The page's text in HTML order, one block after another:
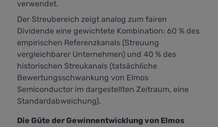
verwendet.
Der Streubereich zeigt analog zum fairen
Dividende eine gewichtete Kombination: 60 % des
empirischen Referenzkanals (Streuung
vergleichbarer Unternehmen) und 40 % des
historischen Streukanals (tatsächliche
Bewertungsschwankung von Elmos
Semiconductor im dargestellten Zeitraum, eine
Standardabweichung).
Die Güte der Gewinnentwicklung von Elmos